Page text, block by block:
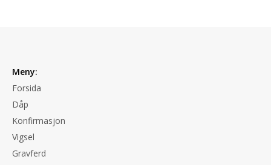
Meny:
Forsida
Dåp
Konfirmasjon
Vigsel
Gravferd